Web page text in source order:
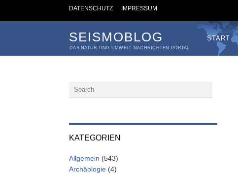
DATENSCHUTZ IMPRESSUM
SEISMOBLOG
DAS NATUR UND UMWELT NACHRICHTEN PORTAL
START
KATEGORIEN
Allgemein (543)
Archäologie (4)